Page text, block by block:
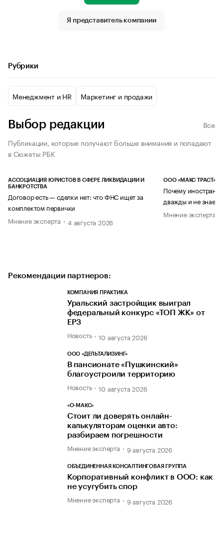
Источник изображения: Личный архив компании
Я представитель компании
Рубрики
Менеджмент и HR Маркетинг и продажи
Выбор редакции
Все
Публикации, которые получают больше внимания и попадают
в Сюжеты РБК
АССОЦИАЦИЯ ЮРИСТОВ В СФЕРЕ ЛИКВИДАЦИИ И
БАНКРОТСТВА
Договор есть — сделки нет: что ФНС ищет за
комплектом первички
Мнение эксперта
4 августа 2026
ООО «МАКС ТРАСТ»
Почему
дважды и не знает
Мнение эксперта
Рекомендации партнеров:
КОМПАНИЯ ПРАКТИКА
Уральский застройщик выиграл
федеральный конкурс «ТОП ЖК» от
ЕРЗ
Новость 10 августа 2026
ООО «ДЕЛЬТАЛИЗИНГ»
В пансионате «Пушкинский»
благоустроили территорию
Новость 10 августа 2026
«О-МАКС»
Стоит ли доверять онлайн-
калькуляторам оценки авто:
разбираем погрешности
Мнение эксперта 9 августа 2026
ОБЪЕДИНЕННАЯ КОНСАЛТИНГОВАЯ ГРУППА
Корпоративный конфликт в ООО: как
не усугубить спор
Мнение эксперта 9 августа 2026